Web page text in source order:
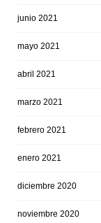
junio 2021
mayo 2021
abril 2021
marzo 2021
febrero 2021
enero 2021
diciembre 2020
noviembre 2020